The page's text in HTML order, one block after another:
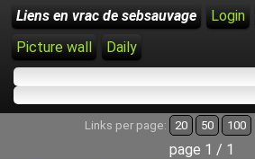
Liens en vrac de sebsauvage Login
Picture wall
Daily
Links per page: 20 50 100
page 1 / 1